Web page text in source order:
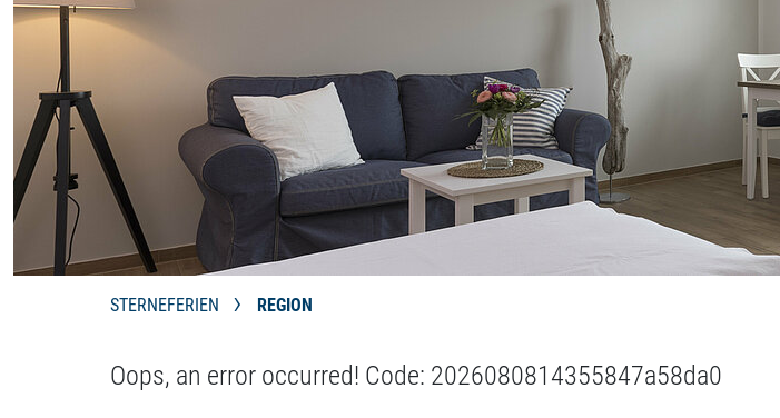
STERNEFERIEN REGION
Oops, an error occurred! Code: 2026080814355847a58da0